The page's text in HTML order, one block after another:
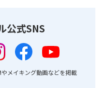
公式SNS
メイキング動画などを掲載